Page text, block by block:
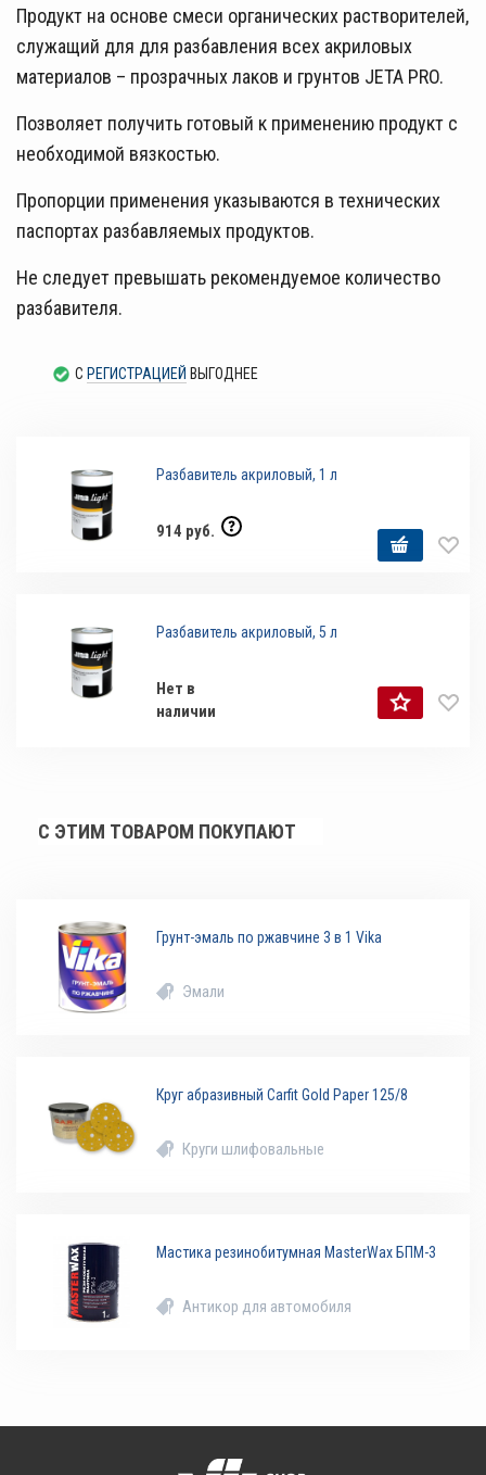
Продукт на основе смеси органических растворителей,
служащий для для разбавления всех акриловых
материалов – прозрачных лаков и грунтов JETA PRO.
Позволяет получить готовый к применению продукт с
необходимой вязкостью.
Пропорции применения указываются в технических
паспортах разбавляемых продуктов.
Не следует превышать рекомендуемое количество
разбавителя.
С РЕГИСТРАЦИЕЙ ВЫГОДНЕЕ
Разбавитель акриловый, 1 л
914 руб.
Разбавитель акриловый, 5 л
Нет в
наличии
С ЭТИМ ТОВАРОМ ПОКУПАЮТ
Грунт-эмаль по ржавчине 3 в 1 Vika
Эмали
Круг абразивный Carfit Gold Paper 125/8
Круги шлифовальные
Мастика резинобитумная MasterWax БПМ-3
Антикор для автомобиля